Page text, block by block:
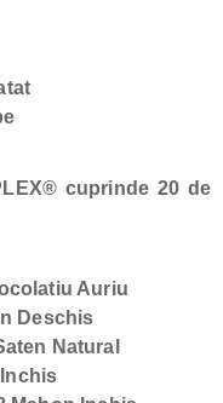
cuprinde 20 de
Auriu
Deschis
Natural